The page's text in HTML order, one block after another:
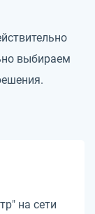
выбираем
на сети